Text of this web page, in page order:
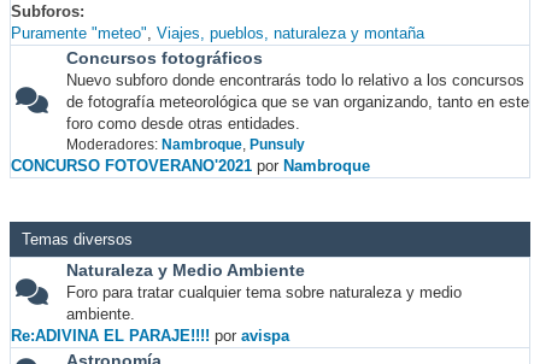
Subforos
Puramente "meteo" Viajes, pueblos, naturaleza y montaña
Concursos fotográficos
Nuevo subforo donde encontrarás todo lo relativo a los concursos
de fotografía meteorológica que se van organizando, tanto en este
foro como desde otras entidades.
Moderadores: Nambroque, Punsuly
CONCURSO FOTOVERANO'2021 por Nambroque
Temas diversos
Naturaleza y Medio Ambiente
Foro para tratar cualquier tema sobre naturaleza y medio
ambiente.
Re:ADIVINA EL PARAJE!!!! por avispa
Astronomía